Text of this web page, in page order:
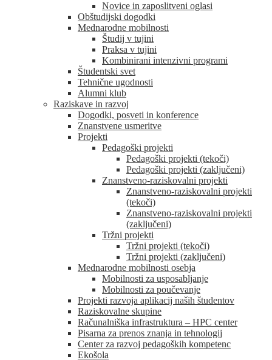
Novice in zaposlitveni oglasi
Obštudijski dogodki
Mednarodne mobilnosti
Študij v tujini
Praksa v tujini
Kombinirani intenzivni programi
Študentski svet
Tehnične ugodnosti
Alumni klub
Raziskave in razvoj
Dogodki, posveti in konference
Znanstvene usmeritve
Projekti
Pedagoški projekti
Pedagoški projekti (tekoči)
Pedagoški projekti (zaključeni)
Znanstveno-raziskovalni projekti
Znanstveno-raziskovalni projekti
(tekoči)
Znanstveno-raziskovalni projekti
(zaključeni)
Tržni projekti
Tržni projekti (tekoči)
Tržni projekti (zaključeni)
Mednarodne mobilnosti osebja
Mobilnosti za usposabljanje
Mobilnosti za poučevanje
Projekti razvoja aplikacij naših študentov
Raziskovalne skupine
Računalniška infrastruktura – HPC center
Pisarna za prenos znanja in tehnologij
Center za razvoj pedagoških kompetenc
Ekošola